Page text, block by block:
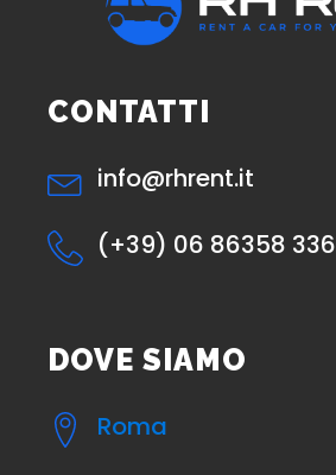
CONTATTI
info@rhrent.it
(+39) 06 86358 336
DOVE SIAMO
Roma